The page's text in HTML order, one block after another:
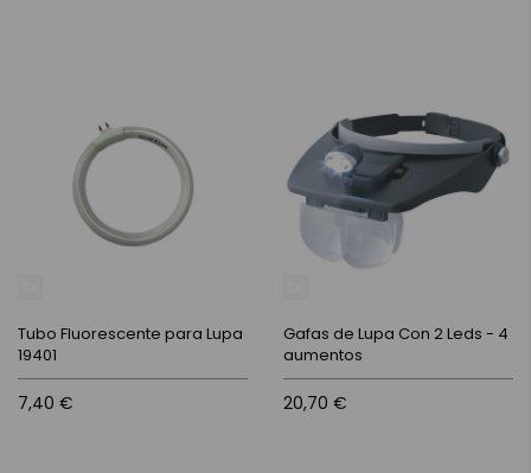
Tubo Fluorescente para Lupa
19401
7,40 €
Gafas de Lupa Con 2 Leds - 4
aumentos
20,70 €